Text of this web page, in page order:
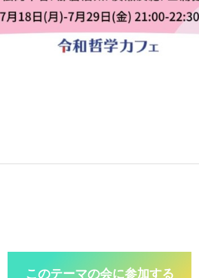
このテーマの会に参加する